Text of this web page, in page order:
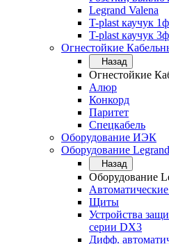
Legrand Valena
T-plast каучук
T-plast каучук
Огнестойкие
Назад
Огнестойкие
Алюр
Конкорд
Паритет
Спецкабель
Оборудование ИЭК
Оборудование Legrand
Назад
Оборудование
Щиты
Устройства
серии DX3
Дифф.